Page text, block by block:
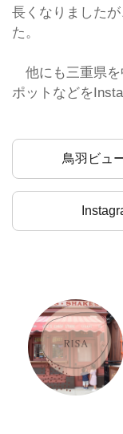
長くなりました
た。
他にも三重県を
ポットなどを
鳥羽ビュ